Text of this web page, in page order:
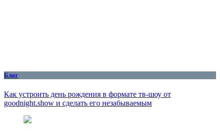
Блог
Как устроить день рождения в формате тв-шоу от
goodnight.show и сделать его незабываемым